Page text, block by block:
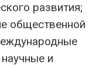
развития;
общественной
и